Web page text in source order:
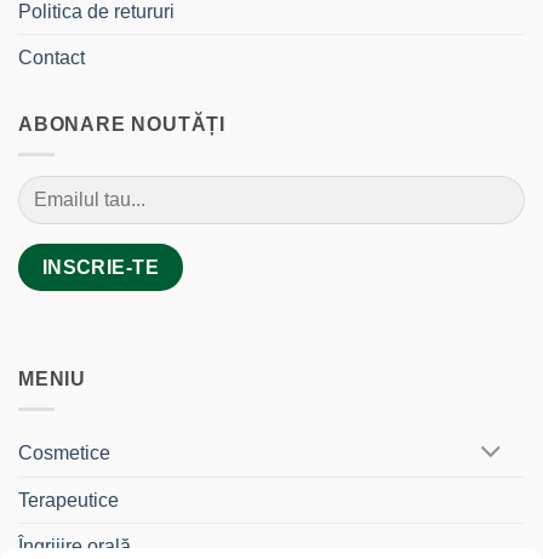
Politica de retururi
Contact
ABONARE NOUTĂȚI
MENIU
Cosmetice
Terapeutice
Îngrijire orală